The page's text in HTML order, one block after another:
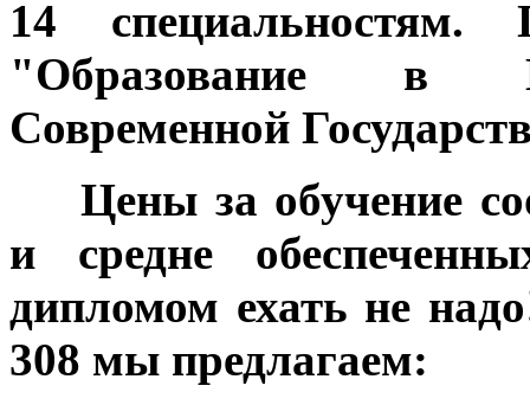
14 специальностям.
"Образование в
Современной
Цены за обучение
и средне
дипломом ехать не
308 мы предлагаем: